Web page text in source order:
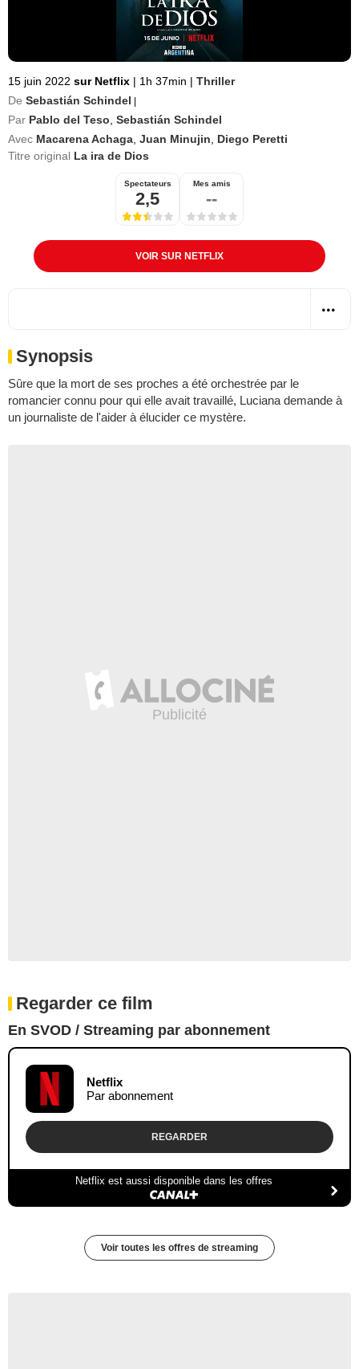
15 juin 2022 sur Netflix | 1h 37min | Thriller
De Sebastián Schindel
Par Pablo del Teso Sebastián Schindel
Avec Macarena Achaga Juan Minujin
Diego Peretti
Titre original La ira de Dios
Spectateurs
2,5
Mes amis
--
VOIR SUR NETFLIX
Synopsis
Sûre que la mort de ses proches a été orchestrée par le
romancier connu pour qui elle avait travaillé, Luciana demande à
un journaliste de l'aider à élucider ce mystère.
Regarder ce film
En SVOD / Streaming par abonnement
Netflix
Par abonnement
REGARDER
Netflix est aussi disponible dans les offres
Voir toutes les offres de streaming